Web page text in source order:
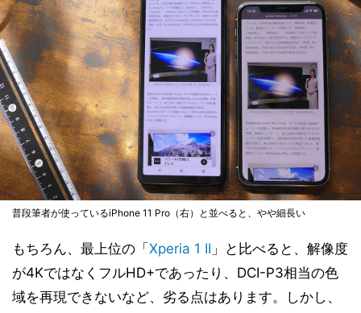
普段筆者が使っているiPhone 11 Pro（右）と並べると、やや細長い
もちろん、最上位の「 Xperia 1 II 」と比べると、解像度
が4KではなくフルHD+であったり、DCI-P3相当の色
域を再現できないなど、劣る点はあります。しかし、